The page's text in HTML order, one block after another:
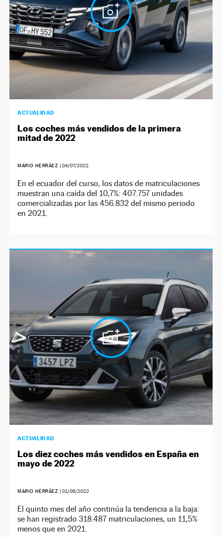
ACTUALIDAD
Los coches más vendidos de la primera
mitad de 2022
MARIO HERRÁEZ | 04/07/2022
En el ecuador del curso, los datos de matriculaciones
muestran una caída del 10,7%: 407.757 unidades
comercializadas por las 456.832 del mismo periodo
en 2021.
ACTUALIDAD
Los diez coches más vendidos en España en
mayo de 2022
MARIO HERRÁEZ | 01/06/2022
El quinto mes del año continúa la tendencia a la baja:
se han registrado 318.487 matriculaciones, un 11,5%
menos que en 2021.